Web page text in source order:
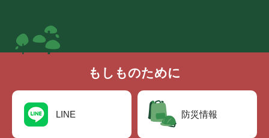
もしものために
LINE 防災情報